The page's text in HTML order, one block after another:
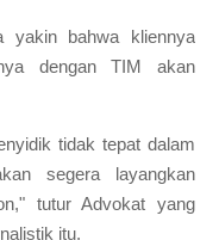
yakin bahwa kliennya
dengan TIM akan
tidak tepat dalam
segera layangkan
tutur Advokat yang
itu.